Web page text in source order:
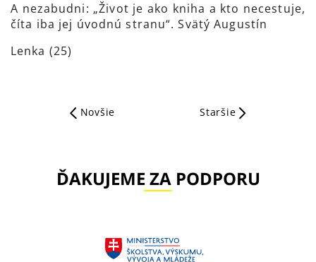
A nezabudni: „Život je ako kniha a kto necestuje,
číta iba jej úvodnú stranu“. Svätý Augustín
Lenka (25)
Novšie Staršie
ĎAKUJEME ZA PODPORU